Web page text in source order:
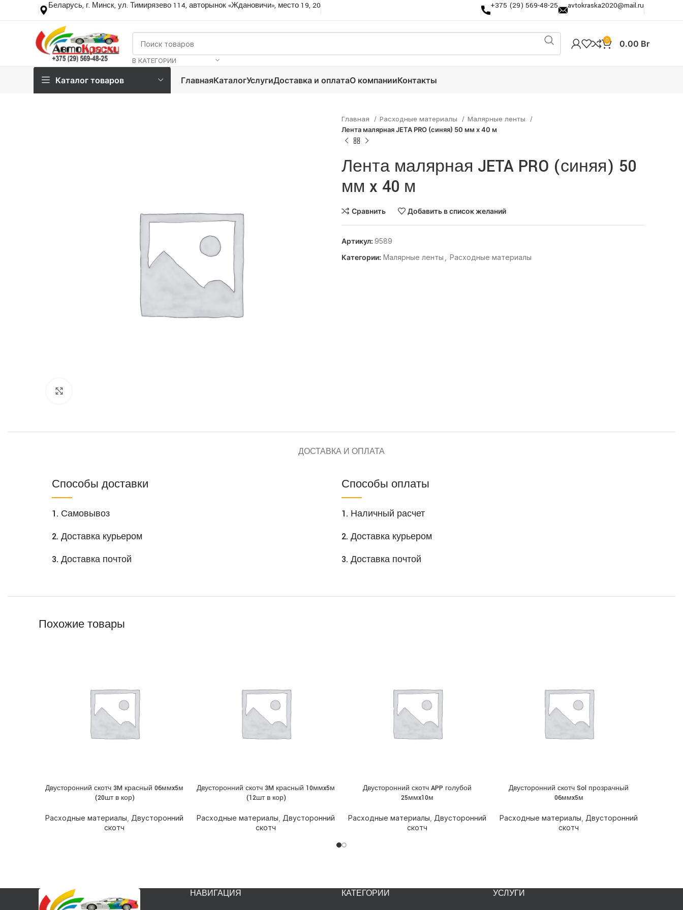
Беларусь, г. Минск, ул. Тимирязево 114, авторынок «Ждановичи», место 19, 20 +375 (29) 569-48-25 avtokraska2020@mail.ru
В КАТЕГОРИИ
0 0.00 Br
Каталог товаров ГлавнаяКаталогУслугиДоставка и оплатаО компанииКонтакты
Главная Расходные материалы
Малярные ленты
Лента малярная JETA PRO (синяя) 50 мм x 40 м
Лента малярная JETA PRO (синяя) 50
мм x 40 м
Сравнить Добавить в список желаний
Артикул: 9589
Категории: Малярные ленты Расходные материалы
ДОСТАВКА И ОПЛАТА
Способы доставки
1. Самовывоз
2. Доставка курьером
3. Доставка почтой
Способы оплаты
1. Наличный расчет
2. Доставка курьером
3. Доставка почтой
Похожие товары
ПОДРОБНЕЕ
Двусторонний скотч 3M красный 06ммx5м
(20шт в кор)
Расходные материалы Двусторонний
скотч
ПОДРОБНЕЕ
Двусторонний скотч 3M красный 10ммx5м
(12шт в кор)
Расходные материалы Двусторонний
скотч
ПОДРОБНЕЕ
Двусторонний скотч APP голубой
25ммx10м
Расходные материалы Двусторонний
скотч
ПОДРОБНЕЕ
Двусторонний скотч Sol прозрачный
06ммx5м
Расходные материалы Двусторонний
скотч
НАВИГАЦИЯ КАТЕГОРИИ УСЛУГИ